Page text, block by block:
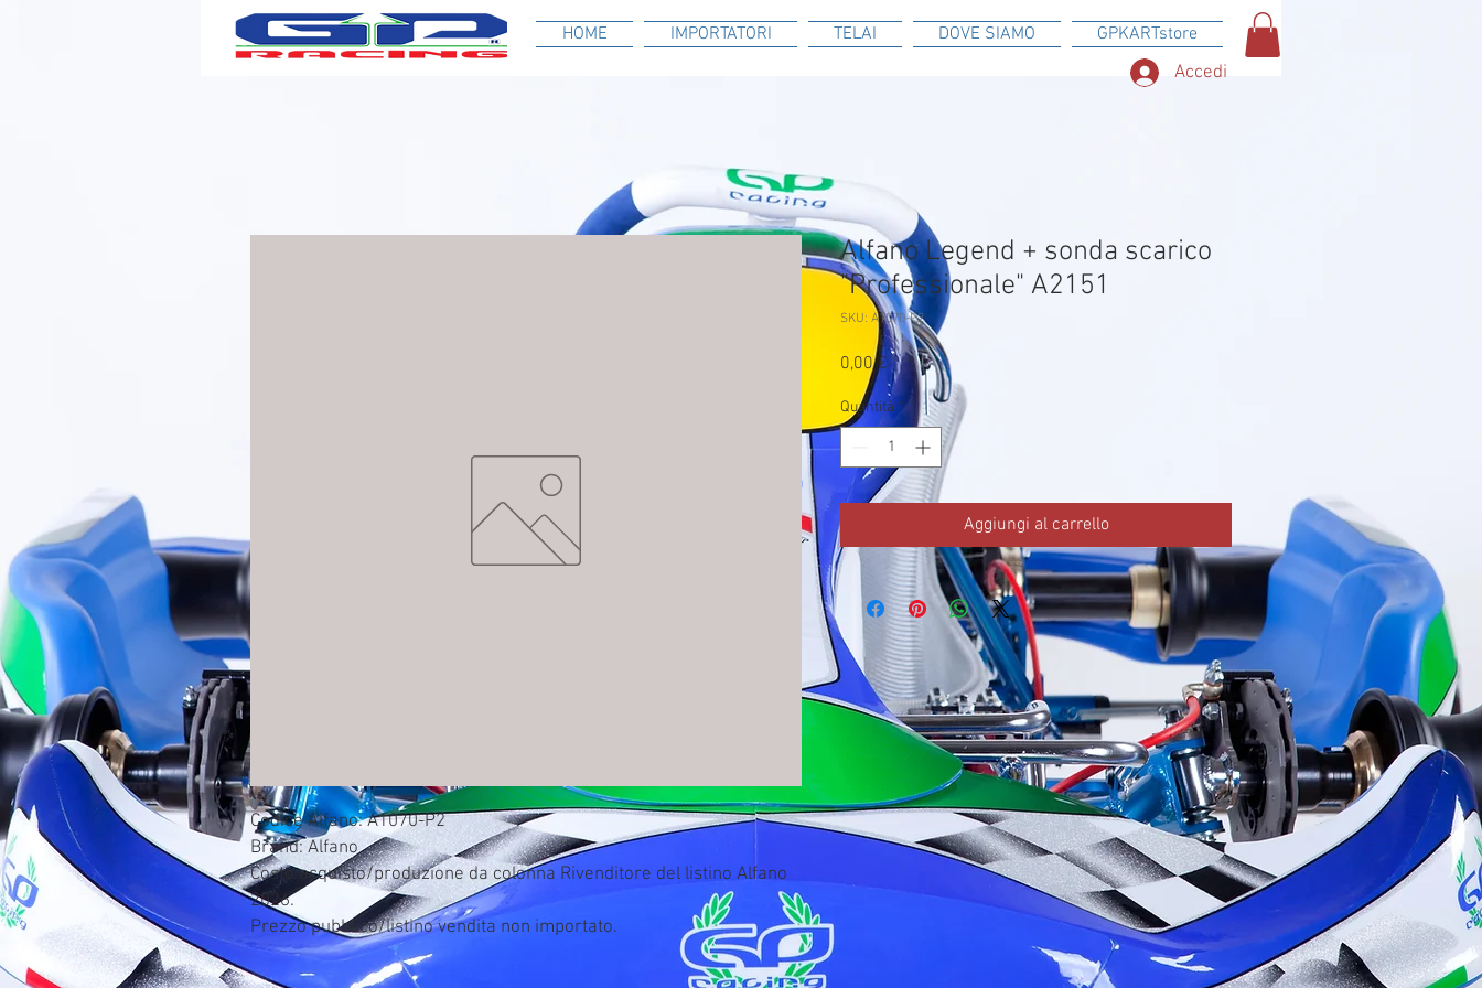
HOME IMPORTATORI TELAI DOVE SIAMO
GPKARTstore
Accedi
Codice Alfano: A1070-P2
Brand: Alfano
Costo acquisto/produzione da colonna Rivenditore del listino Alfano
2026.
Prezzo pubblico/listino vendita non importato.
Alfano Legend + sonda scarico
"Professionale" A2151
SKU: A1070-P2
0,00 € Prezzo
Quantità *
Aggiungi al carrello